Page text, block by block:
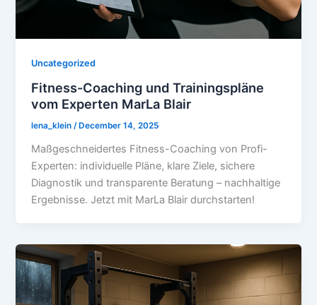
Uncategorized
Fitness-Coaching und Trainingspläne
vom Experten MarLa Blair
lena_klein /December 14, 2025
Maßgeschneidertes Fitness-Coaching von Profi-
Experten: individuelle Pläne, klare Ziele, sichere
Diagnostik und transparente Beratung – nachhaltige
Ergebnisse. Jetzt mit MarLa Blair durchstarten!